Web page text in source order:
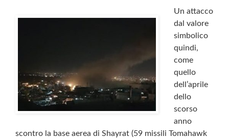
Un attacco
dal valore
simbolico
quindi,
come
quello
dell’aprile
dello
scorso
anno
scontro la base aerea di Shayrat (59 missili Tomahawk